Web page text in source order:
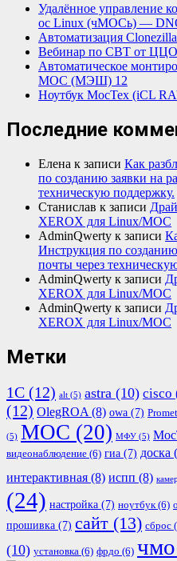
Удалённое управление
ос Linux (чМОСь) —
Автоматизация Clonezilla
Вебинар по СВТ от
Автоматическое
МОС (МЭШ) 12
Ноутбук МосТех (iCL
Последние
Елена к записи Как
по созданию заявки на
техническую поддержку.
Станислав к записи
XEROX для Linux/МОС
AdminQwerty к записи
Инструкция по
почты через
AdminQwerty к записи
XEROX для Linux/МОС
AdminQwerty к записи
XEROX для Linux/МОС
Метки
1С (12) alt (5) astra (10) cisco
(12) OlegROA(8) owa (7)
(5) МОС (20) МФУ (5)
видеонаблюдение (6) гиа (7) доска
интерактивная (8) испп (8)
(24) настройка (7) ноутбук(6)
прошивка (7) сайт (13) сброс
(10) установка (6) фрдо (6)